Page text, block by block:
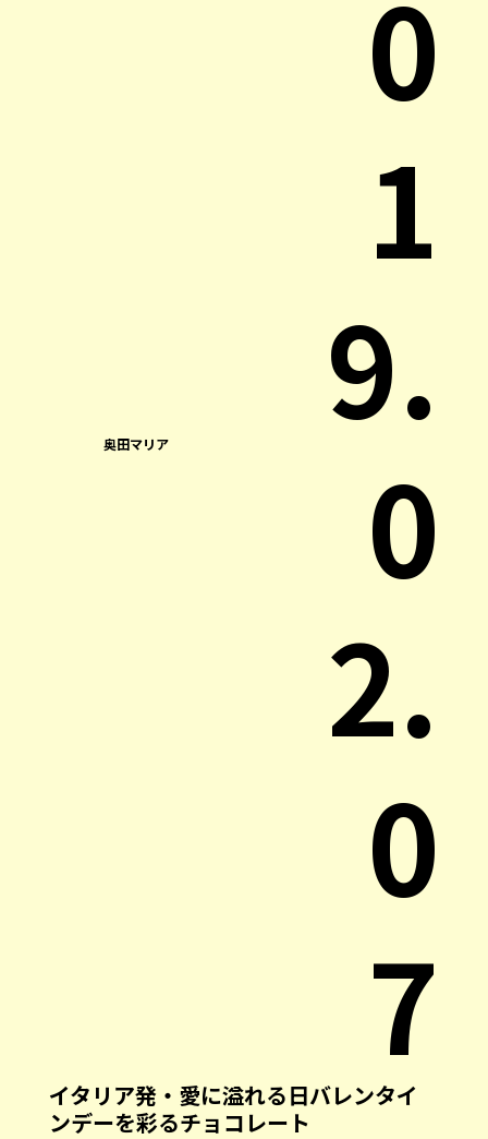
奥田マリア
0
1
9.
0
2.
0
7
イタリア発・愛に溢れる日バレンタイ
ンデーを彩るチョコレート